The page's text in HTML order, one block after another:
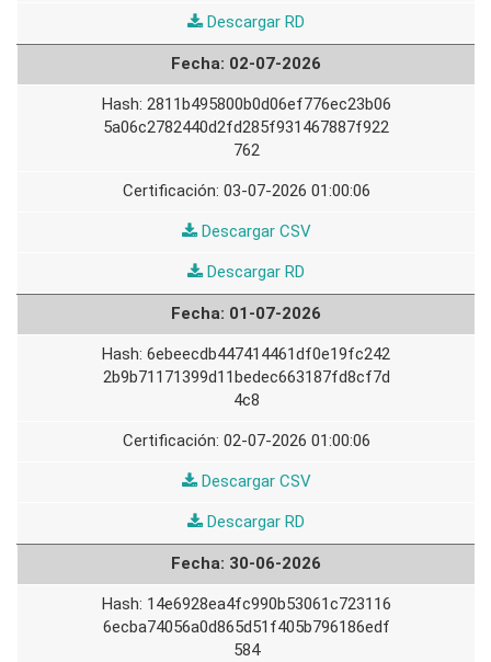
Descargar RD
07-
2026
02-07-2026
2811b495800b0d06ef776ec23b06
5a06c2782440d2fd285f931467887f922
762
03-07-2026 01:00:06
Descargar CSV02-
Descargar RD
07-
2026
01-07-2026
6ebeecdb447414461df0e19fc242
2b9b71171399d11bedec663187fd8cf7d
4c8
02-07-2026 01:00:06
Descargar CSV01-
Descargar RD
07-
2026
30-06-2026
14e6928ea4fc990b53061c723116
6ecba74056a0d865d51f405b796186edf
584